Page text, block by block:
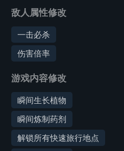
敌人属性修改
一击必杀
伤害倍率
游戏内容修改
瞬间生长植物
瞬间炼制药剂
解锁所有快速旅行地点